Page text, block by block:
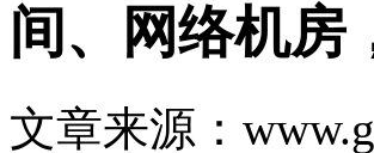
间、网络机房
文章来源：